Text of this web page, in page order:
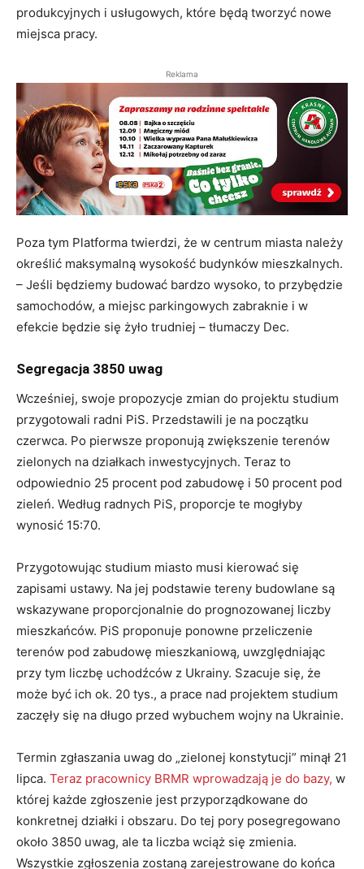
produkcyjnych i usługowych, które będą tworzyć nowe
miejsca pracy.
Reklama
Poza tym Platforma twierdzi, że w centrum miasta należy
określić maksymalną wysokość budynków mieszkalnych.
– Jeśli będziemy budować bardzo wysoko, to przybędzie
samochodów, a miejsc parkingowych zabraknie i w
efekcie będzie się żyło trudniej – tłumaczy Dec.
Segregacja 3850 uwag
Wcześniej, swoje propozycje zmian do projektu studium
przygotowali radni PiS. Przedstawili je na początku
czerwca. Po pierwsze proponują zwiększenie terenów
zielonych na działkach inwestycyjnych. Teraz to
odpowiednio 25 procent pod zabudowę i 50 procent pod
zieleń. Według radnych PiS, proporcje te mogłyby
wynosić 15:70.
Przygotowując studium miasto musi kierować się
zapisami ustawy. Na jej podstawie tereny budowlane są
wskazywane proporcjonalnie do prognozowanej liczby
mieszkańców. PiS proponuje ponowne przeliczenie
terenów pod zabudowę mieszkaniową, uwzględniając
przy tym liczbę uchodźców z Ukrainy. Szacuje się, że
może być ich ok. 20 tys., a prace nad projektem studium
zaczęły się na długo przed wybuchem wojny na Ukrainie.
Termin zgłaszania uwag do „zielonej konstytucji” minął 21
lipca. Teraz pracownicy BRMR wprowadzają je do bazy, w
której każde zgłoszenie jest przyporządkowane do
konkretnej działki i obszaru. Do tej pory posegregowano
około 3850 uwag, ale ta liczba wciąż się zmienia.
Wszystkie zgłoszenia zostaną zarejestrowane do końca